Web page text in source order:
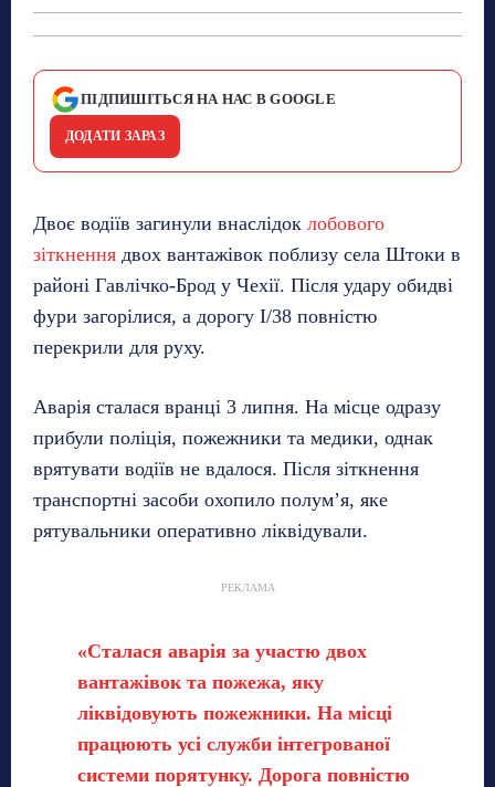
ПІДПИШІТЬСЯ НА НАС В GOOGLE
ДОДАТИ ЗАРАЗ
Двоє водіїв загинули внаслідок лобового
зіткнення двох вантажівок поблизу села Штоки в
районі Гавлічко-Брод у Чехії. Після удару обидві
фури загорілися, а дорогу I/38 повністю
перекрили для руху.
Аварія сталася вранці 3 липня. На місце одразу
прибули поліція, пожежники та медики, однак
врятувати водіїв не вдалося. Після зіткнення
транспортні засоби охопило полум’я, яке
рятувальники оперативно ліквідували.
РЕКЛАМА
«Сталася аварія за участю двох
вантажівок та пожежа, яку
ліквідовують пожежники. На місці
працюють усі служби інтегрованої
системи порятунку. Дорога повністю